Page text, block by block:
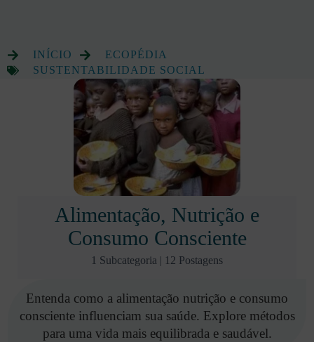
INÍCIO
ECOPÉDIA
SUSTENTABILIDADE SOCIAL
Alimentação, Nutrição e
Consumo Consciente
1 Subcategoria | 12 Postagens
Entenda como a alimentação nutrição e consumo
consciente influenciam sua saúde. Explore métodos
para uma vida mais equilibrada e saudável.